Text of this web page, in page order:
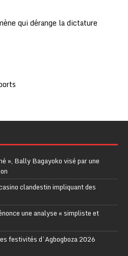
qui dérange la dictature
», Bally Bagayoko visé par une
clandestin impliquant des
une analyse « simpliste et
festivités d’Agbogboza 2026